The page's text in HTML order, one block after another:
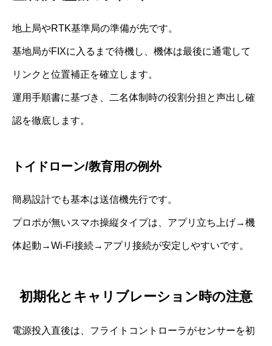
地上局やRTK基準局の準備が先です。
基地局がFIXに入るまで待機し、機体は最後に通電して
リンクと位置補正を確立します。
運用手順書に基づき、二名体制時の役割分担と声出し確
認を徹底します。
トイドローン/教育用の例外
簡易設計でも基本は送信機先行です。
プロポが無いスマホ操縦タイプは、アプリ立ち上げ→機
体起動→Wi-Fi接続→アプリ接続が安定しやすいです。
初期化とキャリブレーション時の注意
電源投入直後は、フライトコントローラがセンサーを初